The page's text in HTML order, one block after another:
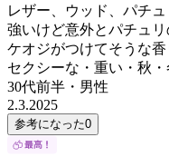
レザー、ウッド、パチ
強いけど意外とパチュ
ケオジがつけてそうな香
セクシーな・重い・秋
30代前半 ・ 男性
2.3.2025
参考になった0